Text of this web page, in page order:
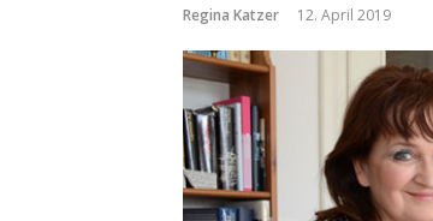
Regina Katzer 12. April 2019